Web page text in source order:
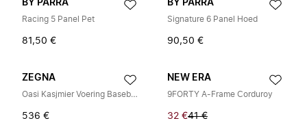
BY PARRA
Racing 5 Panel Pet
81,50 €
BY PARRA
Signature 6 Panel Hoed
90,50 €
ZEGNA
Oasi Kasjmier Voering Baseball Cap
536 €
NEW ERA
9FORTY A-Frame Corduroy
32 €41 €